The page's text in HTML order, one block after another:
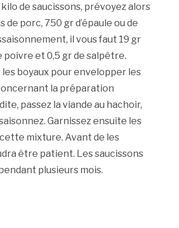
kilo de saucissons, prévoyez alors
de porc, 750 gr d’épaule ou de
il vous faut 19 gr
poivre et 0,5 gr de salpêtre.
les boyaux pour envelopper les
la préparation
passez la viande au hachoir,
Garnissez ensuite les
mixture. Avant de les
être patient. Les saucissons
plusieurs mois.